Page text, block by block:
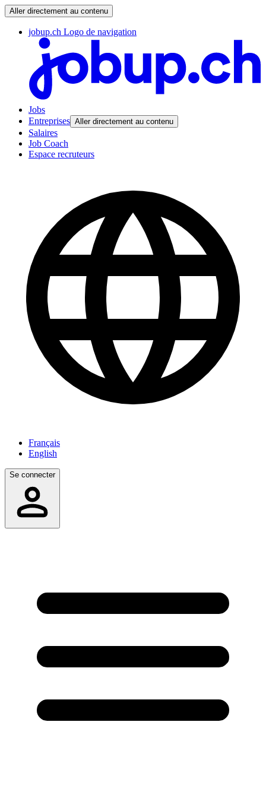
Aller directement au contenu
jobup.ch Logo de navigation
Jobs
Entreprises Aller directement au contenu
Salaires
Job Coach
Espace recruteurs
Français
English
Se connecter